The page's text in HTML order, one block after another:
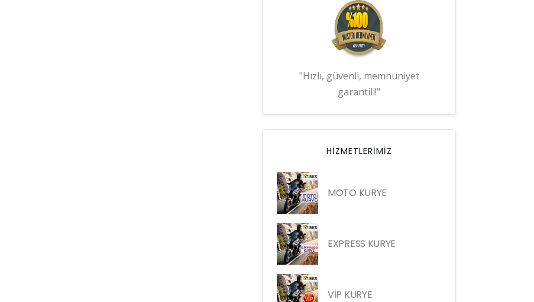
"Hızlı, güvenli, memnuniyet
garantili!"
HIZMETLERIMIZ
MOTO KURYE
EXPRESS KURYE
VİP KURYE